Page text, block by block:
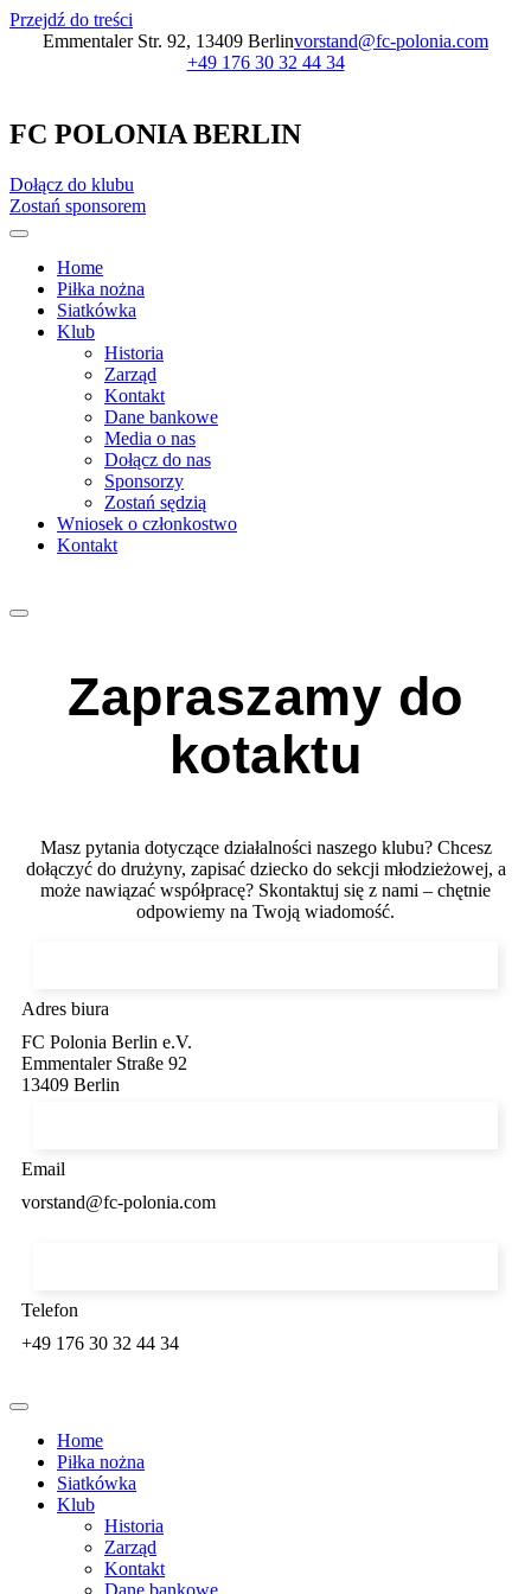
Przejdź do treści
Emmentaler Str. 92, 13409 Berlinvorstand@fc-polonia.com
+49 176 30 32 44 34
FC POLONIA BERLIN
Dołącz do klubu
Zostań sponsorem
Home
Piłka nożna
Siatkówka
Klub
Historia
Zarząd
Kontakt
Dane bankowe
Media o nas
Dołącz do nas
Sponsorzy
Zostań sędzią
Wniosek o członkostwo
Kontakt
Zapraszamy do
kotaktu
Masz pytania dotyczące działalności naszego klubu? Chcesz
dołączyć do drużyny, zapisać dziecko do sekcji młodzieżowej, a
może nawiązać współpracę? Skontaktuj się z nami – chętnie
odpowiemy na Twoją wiadomość.
Adres biura
FC Polonia Berlin e.V.
Emmentaler Straße 92
13409 Berlin
Email
vorstand@fc-polonia.com
Telefon
+49 176 30 32 44 34
Home
Piłka nożna
Siatkówka
Klub
Historia
Zarząd
Kontakt
Dane bankowe